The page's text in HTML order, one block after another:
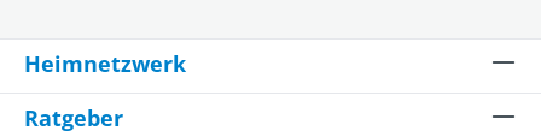
Heimnetzwerk
Ratgeber